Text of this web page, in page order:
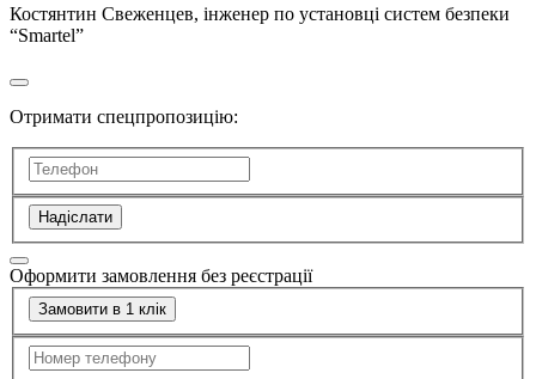
Костянтин Свеженцев, інженер по установці систем безпеки
“Smartel”
Отримати спецпропозицію:
Надіслати
Оформити замовлення без реєстрації
Замовити в 1 клік